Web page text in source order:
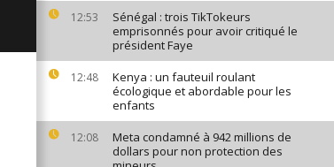
12:53
Sénégal : trois TikTokeurs
emprisonnés pour avoir critiqué le
président Faye
12:48
Kenya : un fauteuil roulant
écologique et abordable pour les
enfants
12:08
Meta condamné à 942 millions de
dollars pour non protection des